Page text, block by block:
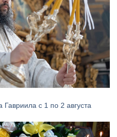
с 1 по 2 августа